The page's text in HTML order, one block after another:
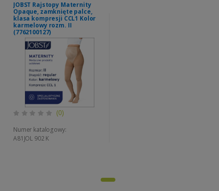
JOBST Rajstopy Maternity
Opaque, zamknięte palce,
klasa kompresji CCL1 Kolor
karmelowy rozm. II
(7762100127)
(0)
Numer katalogowy:
A81JOL 902 K